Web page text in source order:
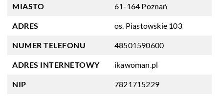
MIASTO 61-164 Poznań
ADRES os. Piastowskie 103
NUMER TELEFONU 48501590600
ADRES INTERNETOWY ikawoman.pl
NIP 7821715229